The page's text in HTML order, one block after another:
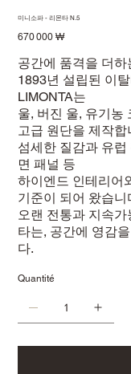
미니소파 - 리몬타 N.5
Prix
670 000 ₩
공간에 품격을 더
1893년 설립된 이
LIMONTA는
울, 버진 울, 유기농
고급 원단을 제작합
섬세한 질감과 유
면 패널 등
하이엔드 인테리어
기준이 되어 왔습니
오랜 전통과 지속
타는, 공간에 영감
다.
Quantité